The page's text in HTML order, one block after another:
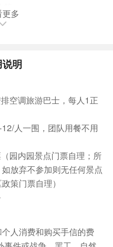
）以上，凭有效身份证免
军人、残疾人、烈士遗属
署颁发的记者证免票。
全日制初中、中专、高
实体学生证（有照片、盖
严）
策仅适用于景区大门票，
项目需另行购票
学生、60-64 周岁外地长
时需要出示身份证原件，
可
多
明
空调旅游巴士，每人1正
人一围，团队用餐不用
园内园景点门票自理；所
放弃不参加则无任何景点
策门票自理）
人消费和购买手信的费